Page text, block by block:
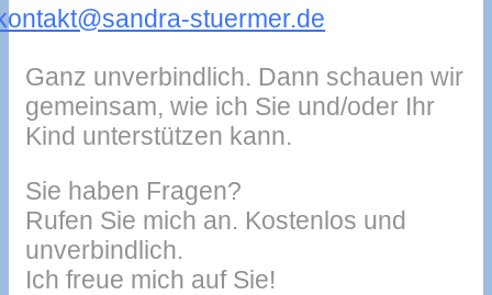
stuermer.de
Ganz unverbindlich. Dann schauen wir
gemeinsam, wie ich Sie und/oder Ihr
Kind unterstützen kann.
Sie haben Fragen?
Rufen Sie mich an. Kostenlos und
unverbindlich.
Ich freue mich auf Sie!